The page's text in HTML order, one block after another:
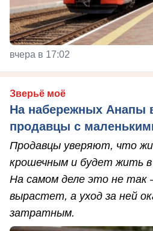
вчера в 17:02
Зверьё моё
На набережных Анапы
продавцы с
Продавцы уверяют, что
крошечным и будет жить в
На самом деле это не так
вырастет, а уход за ней
затратным.